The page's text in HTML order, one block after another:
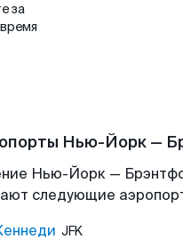
за
Нью-Йорк —
Нью-Йорк —
следующие
JFK